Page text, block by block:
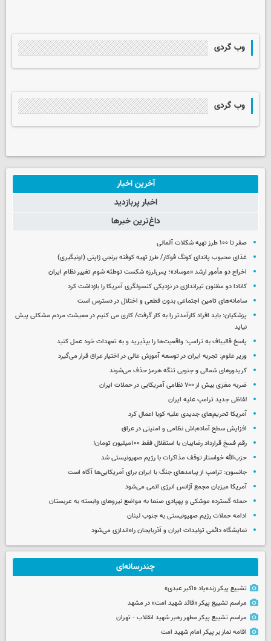
وب گردی
وب گردی
آخرین اخبار
اخبار پربازدید
داغ‌ترین خبرها
صفر تا ۱۰۰ طرز تهیه شکلات آلمانی
غذای محبوب پاندای کونگ فوکار/ طرز تهیه کوفته برنجی ژاپنی (اونیگیری)
اخراج دو مأمور ارشد «موساد»؛ پس‌لرزه شکست توطئه شوم تغییر نظام ایران
کانادا دو مظنون تیراندازی در نزدیکی کنسولگری آمریکا را بازداشت کرد
سامانه‌های تامین اجتماعی بدون قطعی و اختلال در دسترس است
پزشکیان: باید افراد کارآمدتر را به کار گرفت/ کاری می کنیم در معیشت مردم مشکلی پیش
نیاید
پاسخ قالیباف به ترامپ: واقعیت‌ها را بپذیرید و به تعهدات خود عمل کنید
وزیر علوم: تجربه ایران در توسعه آموزش عالی در اختیار عراق قرار می‌گیرد
کریدورهای شمالی و جنوبی تنگه هرمز حذف می‌شوند
ضربه مغزی بیش از ۷۰۰ نظامی آمریکایی در حملات ایران
لفاظی جدید ترامپ علیه ایران
آمریکا تحریم‌های جدیدی علیه کوبا اعمال کرد
افزایش سطح آماده‌باش نظامی و امنیتی در عراق
رقم فسخ قرارداد رضاییان با استقلال فقط ۱۰۰میلیون تومان!
حزب‌الله خواستار توقف مذاکرات با رژیم صهیونیستی شد
جانسون: ترامپ از پیامدهای جنگ با ایران برای آمریکایی‌ها آگاه است
آمریکا میزبان مجمع آژانس انرژی اتمی می‌شود
حمله گسترده موشکی و پهپادی صنعا به مواضع نیروهای وابسته به عربستان
ادامه حملات رژیم صهیونیستی به جنوب لبنان
نمایشگاه دائمی تولیدات ایران و آذربایجان راه‌اندازی می‌شود
چندرسانه‌ای
تشییع پیکر زنده‌یاد «اکبر عبدی»
مراسم تشییع پیکر «قائد شهید امت» در مشهد
مراسم تشییع پیکر مطهر رهبر شهید انقلاب - تهران
اقامه نماز بر پیکر امام شهید امت